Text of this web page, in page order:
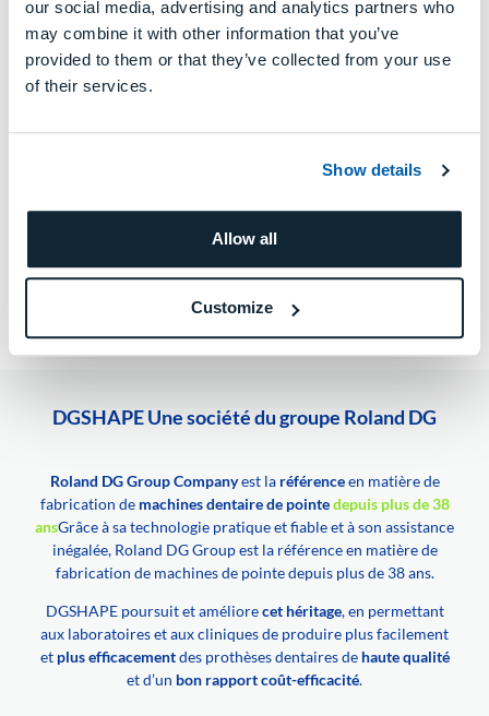
our social media, advertising and analytics partners who
may combine it with other information that you’ve
provided to them or that they’ve collected from your use
of their services.
Show details
Allow all
Customize
DGSHAPE Une société du groupe Roland DG
Roland DG Group Companyest la référenceen matière de
fabrication de machines dentaire de pointe depuis plus de 38
ansGrâce à sa technologie pratique et fiable et à son assistance
inégalée, Roland DG Group est la référence en matière de
fabrication de machines de pointe depuis plus de 38 ans.
DGSHAPE poursuit et améliorecet héritage, en permettant
aux laboratoires et aux cliniques de produire plus facilement
et plus efficacementdes prothèses dentaires de haute qualité
et d’un bon rapport coût-efficacité.